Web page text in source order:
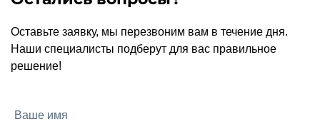
Оставьте заявку, мы перезвоним вам в течение дня.
Наши специалисты подберут для вас правильное
решение!